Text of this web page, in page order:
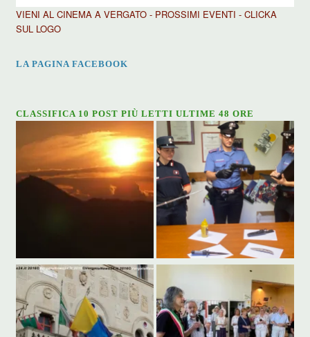
VIENI AL CINEMA A VERGATO - PROSSIMI EVENTI - CLICKA
SUL LOGO
LA PAGINA FACEBOOK
CLASSIFICA 10 POST PIÙ LETTI ULTIME 48 ORE